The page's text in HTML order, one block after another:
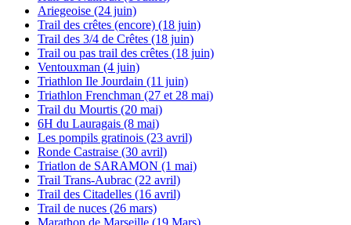
Ariegeoise (24 juin)
Trail des crêtes (encore) (18 juin)
Trail des 3/4 de Crêtes (18 juin)
Trail ou pas trail des crêtes (18 juin)
Ventouxman (4 juin)
Triathlon Ile Jourdain (11 juin)
Triathlon Frenchman (27 et 28 mai)
Trail du Mourtis (20 mai)
6H du Lauragais (8 mai)
Les pompils gratinois (23 avril)
Ronde Castraise (30 avril)
Triatlon de SARAMON (1 mai)
Trail Trans-Aubrac (22 avril)
Trail des Citadelles (16 avril)
Trail de nuces (26 mars)